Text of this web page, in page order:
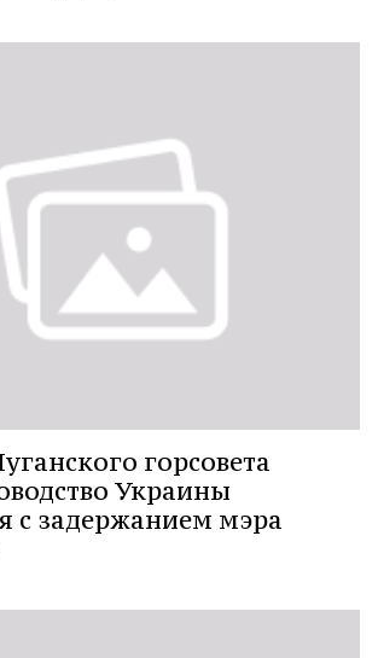
горсовета
Украины
с задержанием мэра